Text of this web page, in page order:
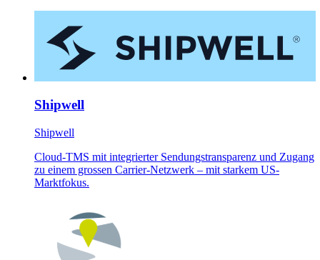
Shipwell
Shipwell
Cloud-TMS mit integrierter Sendungstransparenz und Zugang
zu einem grossen Carrier-Netzwerk – mit starkem US-
Marktfokus.